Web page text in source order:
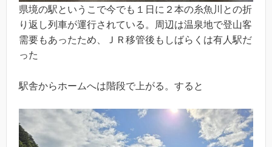
県境の駅というこで今でも１日に２本の糸魚川との折
り返し列車が運行されている。周辺は温泉地で登山客
需要もあったため、ＪＲ移管後もしばらくは有人駅だ
った
駅舎からホームへは階段で上がる。すると